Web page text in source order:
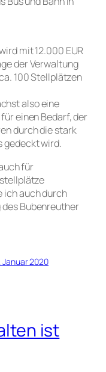
mit 12.000 EUR
der Verwaltung
100 Stellplätzen
also eine
einen Bedarf, der
durch die stark
gedeckt wird.
für
ich auch durch
Bubenreuther
Januar 2020
ist